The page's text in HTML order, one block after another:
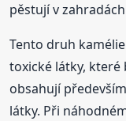
pěstují v
Tento druh
toxické látky, které
obsahují
látky. Při